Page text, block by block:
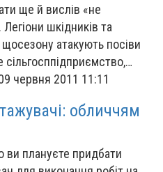
ще й вислів «не
шкідників та
атакують посіви
сільгосппідприємство,…
червня 2011 11:11
обличчям
плануєте придбати